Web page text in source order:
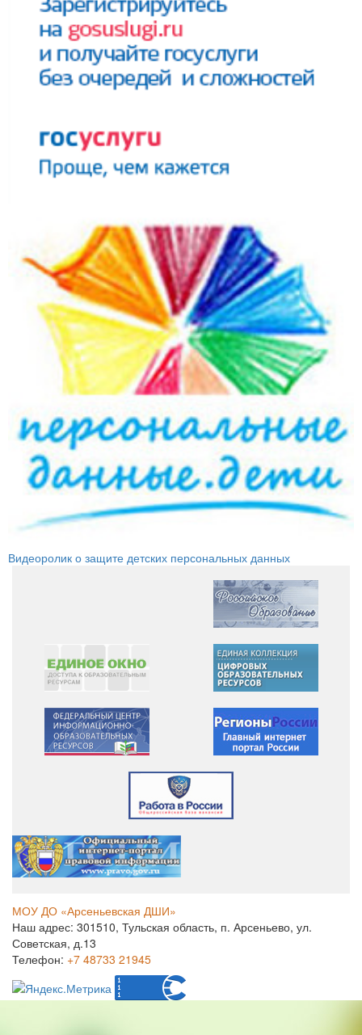
Видеоролик о защите детских персональных данных
МОУ ДО «Арсеньевская ДШИ»
Наш адрес: 301510, Тульская область, п. Арсеньево, ул.
Советская, д.13
Телефон: +7 48733 21945